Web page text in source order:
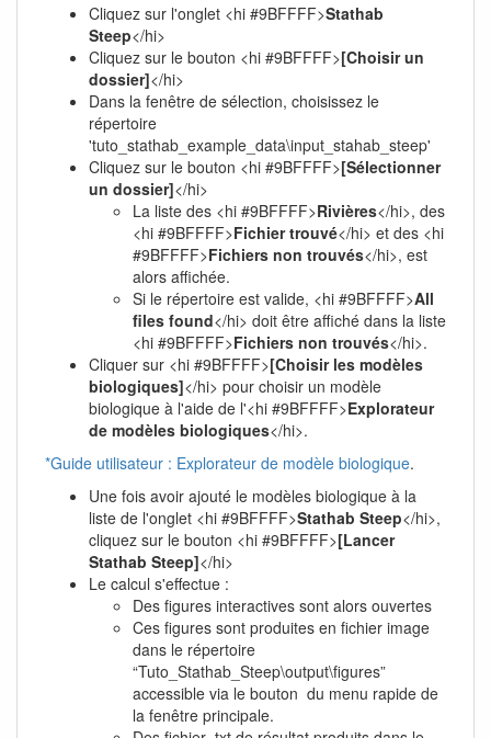
Cliquez sur l'onglet <hi #9BFFFF>Stathab
Steep</hi>
Cliquez sur le bouton <hi #9BFFFF>[Choisir un
dossier]</hi>
Dans la fenêtre de sélection, choisissez le
répertoire
'tuto_stathab_example_data\input_stahab_steep'
Cliquez sur le bouton <hi #9BFFFF>[Sélectionner
un dossier]</hi>
La liste des <hi #9BFFFF>Rivières</hi>, des
<hi #9BFFFF>Fichier trouvé</hi> et des <hi
#9BFFFF>Fichiers non trouvés</hi>, est
alors affichée.
Si le répertoire est valide, <hi #9BFFFF>All
files found</hi> doit être affiché dans la liste
<hi #9BFFFF>Fichiers non trouvés</hi>.
Cliquer sur <hi #9BFFFF>[Choisir les modèles
biologiques]</hi> pour choisir un modèle
biologique à l'aide de l'<hi #9BFFFF>Explorateur
de modèles biologiques</hi>.
*Guide utilisateur : Explorateur de modèle biologique.
Une fois avoir ajouté le modèles biologique à la
liste de l'onglet <hi #9BFFFF>Stathab Steep</hi>,
cliquez sur le bouton <hi #9BFFFF>[Lancer
Stathab Steep]</hi>
Le calcul s'effectue :
Des figures interactives sont alors ouvertes
Ces figures sont produites en fichier image
dans le répertoire
“Tuto_Stathab_Steep\output\figures”
accessible via le bouton du menu rapide de
la fenêtre principale.